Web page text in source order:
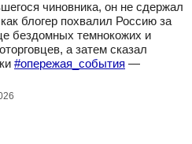
чиновника, он не сдержал
блогер похвалил Россию за
бездомных темнокожих и
а затем сказал
#опережая_события —